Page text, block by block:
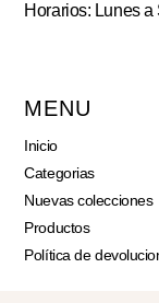
Horarios: Lunes
MENU
Inicio
Categorias
Nuevas colecciones
Productos
Política de